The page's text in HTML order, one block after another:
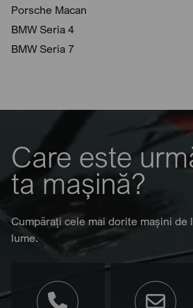
Porsche Macan
BMW Seria 4
BMW Seria 7
Care este
ta mașină?
Cumpărați cele mai dorite mașini de
lume.